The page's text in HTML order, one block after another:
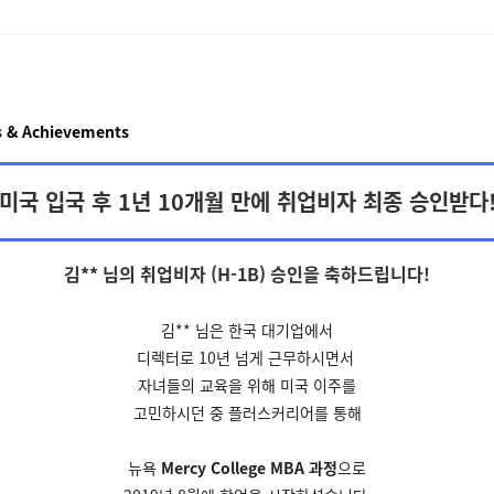
& Achievements
미국 입국 후 1년 10개월 만에 취업비자 최종 승인받다!
김** 님의 취업비자 (H-1B) 승인을 축하드립니다!
김** 님은 한국 대기업에서
디렉터로 10년 넘게 근무하시면서
자녀들의 교육을 위해 미국 이주를
고민하시던 중 플러스커리어를 통해
뉴욕 Mercy College MBA 과정으로